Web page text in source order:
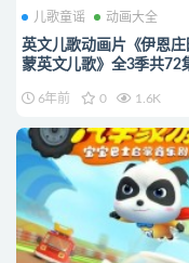
儿歌童谣 动画大全
英文儿歌动画片《伊恩庄
蒙英文儿歌》全3季共72
画片下载
6年前 0 1.6K